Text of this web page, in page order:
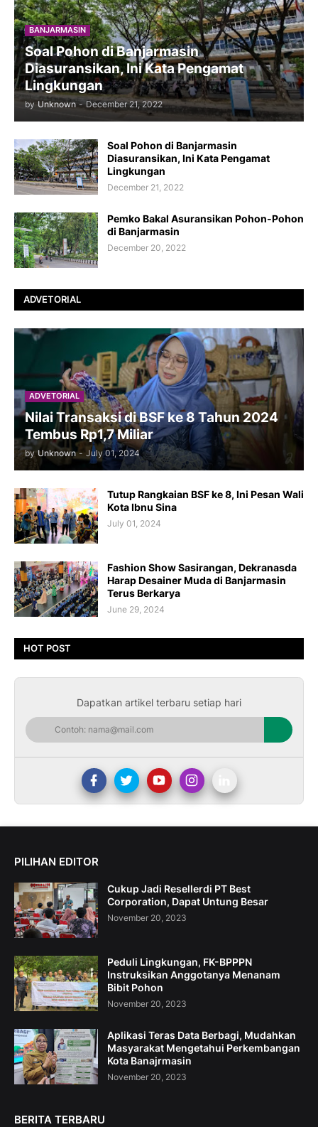
BANJARMASIN
Soal Pohon di Banjarmasin
Diasuransikan, Ini Kata Pengamat
Lingkungan
by Unknown - December 21, 2022
Soal Pohon di Banjarmasin
Diasuransikan, Ini Kata Pengamat
Lingkungan
December 21, 2022
Pemko Bakal Asuransikan Pohon-Pohon
di Banjarmasin
December 20, 2022
ADVETORIAL
ADVETORIAL
Nilai Transaksi di BSF ke 8 Tahun 2024
Tembus Rp1,7 Miliar
by Unknown - July 01, 2024
Tutup Rangkaian BSF ke 8, Ini Pesan Wali
Kota Ibnu Sina
July 01, 2024
Fashion Show Sasirangan, Dekranasda
Harap Desainer Muda di Banjarmasin
Terus Berkarya
June 29, 2024
HOT POST
Dapatkan artikel terbaru setiap hari
PILIHAN EDITOR
Cukup Jadi Resellerdi PT Best
Corporation, Dapat Untung Besar
November 20, 2023
Peduli Lingkungan, FK-BPPPN
Instruksikan Anggotanya Menanam
Bibit Pohon
November 20, 2023
Aplikasi Teras Data Berbagi, Mudahkan
Masyarakat Mengetahui Perkembangan
Kota Banajrmasin
November 20, 2023
BERITA TERBARU